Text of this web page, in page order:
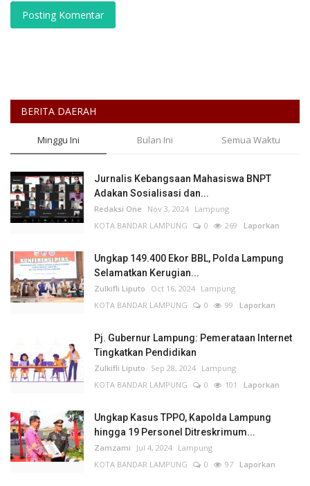
Posting Komentar
BERITA DAERAH
Minggu Ini Bulan Ini Semua Waktu
Jurnalis Kebangsaan Mahasiswa BNPT
Adakan Sosialisasi dan...
Redaksi One Nov 3, 2024 Lampung
KOTA BANDAR LAMPUNG
0 269 Laporkan
Ungkap 149.400 Ekor BBL, Polda Lampung
Selamatkan Kerugian...
Zulkifli Liputo Oct 16, 2024 Lampung
KOTA BANDAR LAMPUNG
0 99 Laporkan
Pj. Gubernur Lampung: Pemerataan Internet
Tingkatkan Pendidikan
Zulkifli Liputo Sep 28, 2024 Lampung
KOTA BANDAR LAMPUNG
0 101 Laporkan
Ungkap Kasus TPPO, Kapolda Lampung
hingga 19 Personel Ditreskrimum...
Zamzami Jul 4, 2024 Lampung
KOTA BANDAR LAMPUNG
0 97 Laporkan